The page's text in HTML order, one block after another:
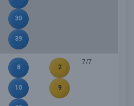
30
39
8
10
2
9
7/7